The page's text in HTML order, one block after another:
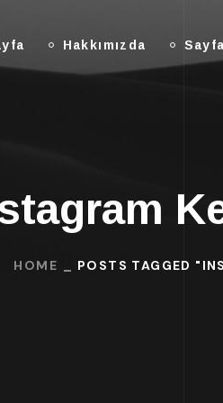
Hakkımızda
HOME POSTS TAGGED